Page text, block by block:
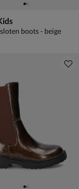
boots - beige